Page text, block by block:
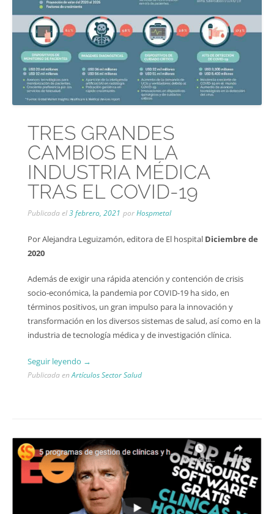
TRES GRANDES
CAMBIOS EN LA
INDUSTRIA MÉDICA
TRAS EL COVID-19
Publicada el3 febrero, 2021 porHospmetal
Por Alejandra Leguizamón, editora de El hospital Diciembre de
2020
Además de exigir una rápida atención y contención de crisis
socio-económica, la pandemia por COVID-19 ha sido, en
términos positivos, un gran impulso para la innovación y
transformación en los diversos sistemas de salud, así como en la
industria de tecnología médica y de investigación clínica.
Seguir leyendo “TRES
GRANDES
MÉDICA
TRAS
EL
COVID-
19”
→
Publicada enArtículos Sector Salud